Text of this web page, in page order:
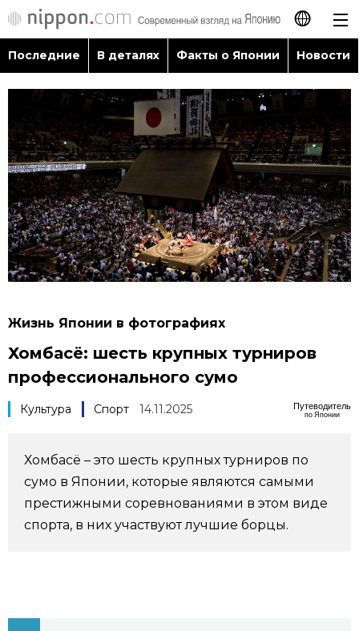
日本語
English
简体字
繁體字
Français
Español
Последние
В деталях
Факты о Японии
Фото/Видео
Блог
Популярные статьи
Японский язык official SNS
Последние В деталях Факты о Японии Новости
Жизнь Японии в фотографиях
Хомбасё: шесть крупных турниров
профессионального сумо
Путеводитель
по Японии
Культура Спорт 14.11.2025
Хомбасё – это шесть крупных турниров по
сумо в Японии, которые являются самыми
престижными соревнованиями в этом виде
спорта, в них участвуют лучшие борцы.